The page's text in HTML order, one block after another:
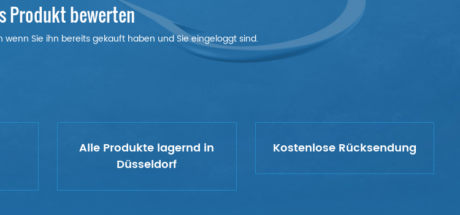
Produkt bewerten
wenn Sie ihn bereits gekauft haben und Sie eingeloggt sind.
Alle Produkte lagernd in
Düsseldorf
Kostenlose Rücksendung